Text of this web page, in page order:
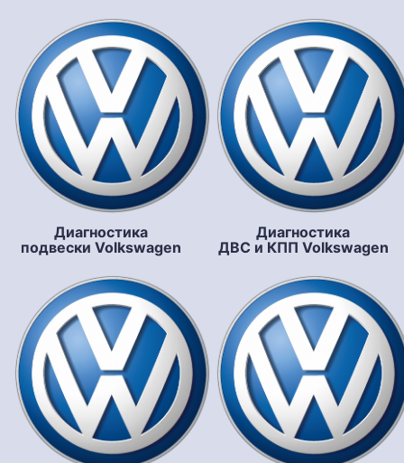
Диагностика
подвески Volkswagen
Диагностика
ДВС и КПП Volkswagen